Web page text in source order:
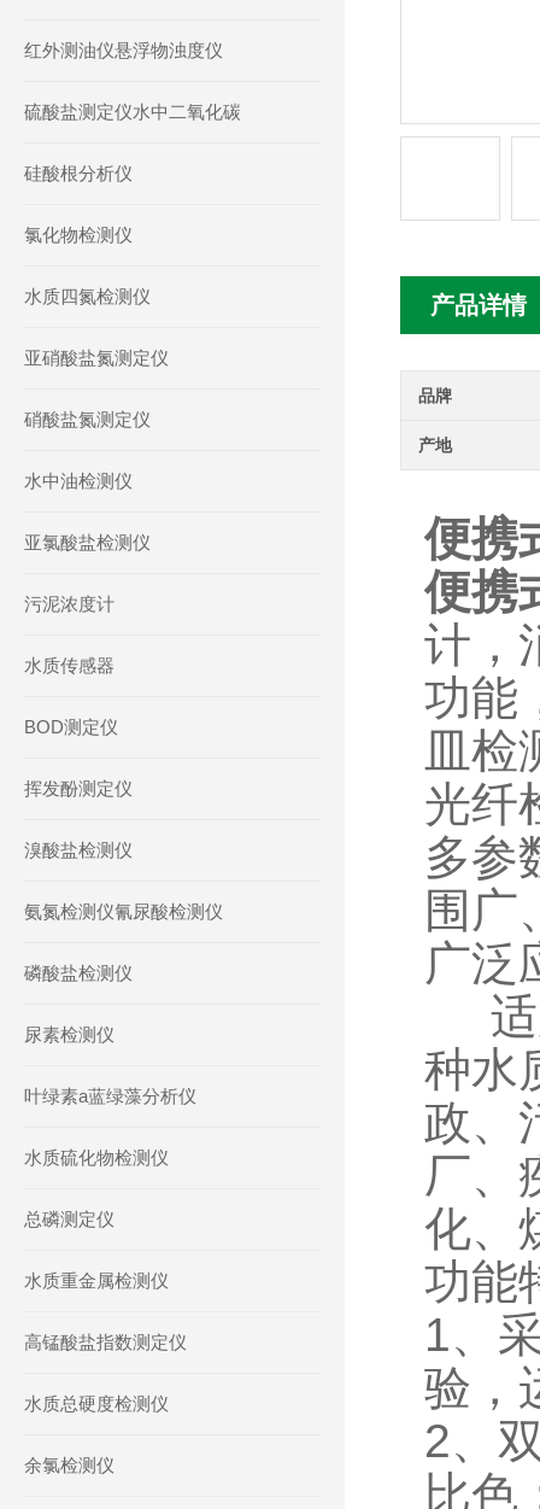
产品详情
品牌
产地
便携
便携
计，
功能
皿检
光纤
多参
围广
广泛
适
种水
政、
厂、
化、
功能
1、
验，
2、
比色
红外测油仪悬浮物浊度仪
硫酸盐测定仪水中二氧化碳
硅酸根分析仪
氯化物检测仪
水质四氮检测仪
亚硝酸盐氮测定仪
硝酸盐氮测定仪
水中油检测仪
亚氯酸盐检测仪
污泥浓度计
水质传感器
BOD测定仪
挥发酚测定仪
溴酸盐检测仪
氨氮检测仪氰尿酸检测仪
磷酸盐检测仪
尿素检测仪
叶绿素a蓝绿藻分析仪
水质硫化物检测仪
总磷测定仪
水质重金属检测仪
高锰酸盐指数测定仪
水质总硬度检测仪
余氯检测仪